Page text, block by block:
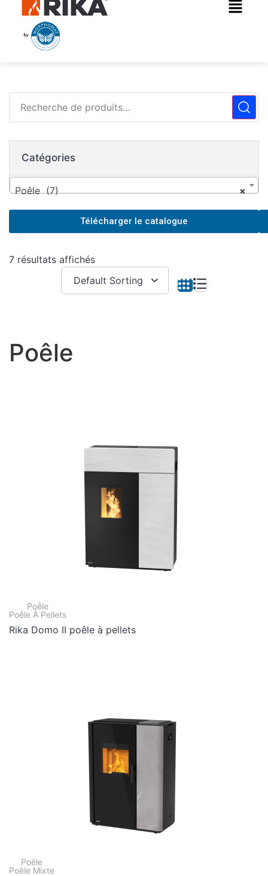
Télécharger le catalogue
7 résultats affichés
Poêle
Poêle
Poêle À Pellets
Rika Domo II poêle à pellets
Poêle
Poêle Mixte
Catégories
×
Poêle (7)